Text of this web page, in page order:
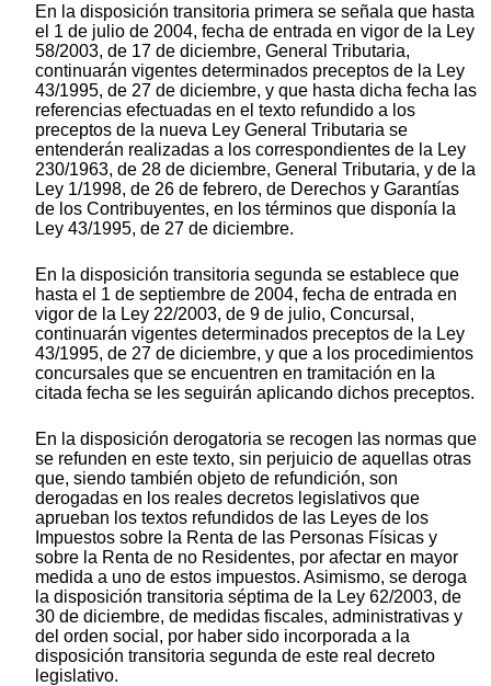
En la disposición transitoria primera se señala que hasta
el 1 de julio de 2004, fecha de entrada en vigor de la Ley
58/2003, de 17 de diciembre, General Tributaria,
continuarán vigentes determinados preceptos de la Ley
43/1995, de 27 de diciembre, y que hasta dicha fecha las
referencias efectuadas en el texto refundido a los
preceptos de la nueva Ley General Tributaria se
entenderán realizadas a los correspondientes de la Ley
230/1963, de 28 de diciembre, General Tributaria, y de la
Ley 1/1998, de 26 de febrero, de Derechos y Garantías
de los Contribuyentes, en los términos que disponía la
Ley 43/1995, de 27 de diciembre.
En la disposición transitoria segunda se establece que
hasta el 1 de septiembre de 2004, fecha de entrada en
vigor de la Ley 22/2003, de 9 de julio, Concursal,
continuarán vigentes determinados preceptos de la Ley
43/1995, de 27 de diciembre, y que a los procedimientos
concursales que se encuentren en tramitación en la
citada fecha se les seguirán aplicando dichos preceptos.
En la disposición derogatoria se recogen las normas que
se refunden en este texto, sin perjuicio de aquellas otras
que, siendo también objeto de refundición, son
derogadas en los reales decretos legislativos que
aprueban los textos refundidos de las Leyes de los
Impuestos sobre la Renta de las Personas Físicas y
sobre la Renta de no Residentes, por afectar en mayor
medida a uno de estos impuestos. Asimismo, se deroga
la disposición transitoria séptima de la Ley 62/2003, de
30 de diciembre, de medidas fiscales, administrativas y
del orden social, por haber sido incorporada a la
disposición transitoria segunda de este real decreto
legislativo.